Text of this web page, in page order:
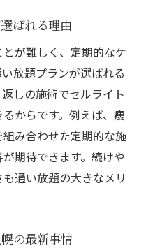
美肌プランの選び
ケアの魅力
ケアの仕組みとは
ロンで得られる効果
み合わせが人気の理
想のボディラインへ
質の変化と満足度
ばれる理由
が難しく、定期的なケ
放題プランが選ばれる
しの施術でセルライト
からです。例えば、痩
み合わせた定期的な施
期待できます。続けや
通い放題の大きなメリ
の最新事情